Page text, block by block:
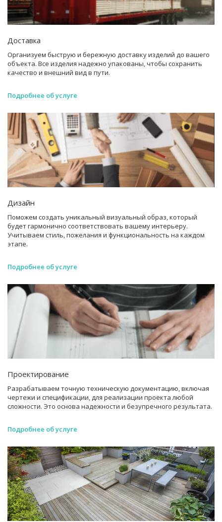
Доставка
Организуем быструю и бережную доставку изделий до вашего
объекта. Все изделия надежно упакованы, чтобы сохранить
качество и внешний вид в пути.
Подробнее об услуге
Дизайн
Поможем создать уникальный визуальный образ, который
будет гармонично соответствовать вашему интерьеру.
Учитываем стиль, пожелания и функциональность на каждом
этапе.
Подробнее об услуге
Проектирование
Разрабатываем точную техническую документацию, включая
чертежи и спецификации, для реализации проекта любой
сложности. Это основа надежности и безупречного результата.
Подробнее об услуге